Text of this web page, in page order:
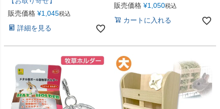
販売価格 ¥1,045税込
詳細を見る
販売価格 ¥1,050税込
カートに入れる